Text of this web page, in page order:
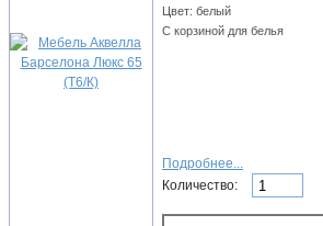
Цвет: белый
С корзиной для белья
Подробнее...
Количество: